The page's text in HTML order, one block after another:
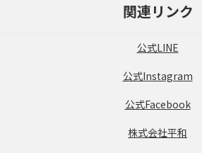
関連リンク
公式LINE
公式Instagram
公式Facebook
株式会社平和